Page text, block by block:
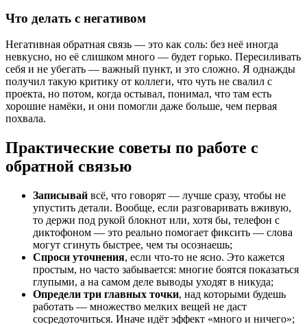
Что делать с негативом
Негативная обратная связь — это как соль: без неё иногда
невкусно, но её слишком много — будет горько. Пересиливать
себя и не убегать — важный пункт, и это сложно. Я однажды
получил такую критику от коллеги, что чуть не свалил с
проекта, но потом, когда остывал, понимал, что там есть
хорошие намёки, и они помогли даже больше, чем первая
похвала.
Практические советы по работе с
обратной связью
Записывай всё, что говорят — лучше сразу, чтобы не
упустить детали. Вообще, если разговаривать вживую,
то держи под рукой блокнот или, хотя бы, телефон с
диктофоном — это реально помогает фиксить — слова
могут сгинуть быстрее, чем ты осознаешь;
Спроси уточнения, если что-то не ясно. Это кажется
простым, но часто забывается: многие боятся показаться
глупыми, а на самом деле выводы уходят в никуда;
Определи три главных точки, над которыми будешь
работать — множество мелких вещей не даст
сосредоточиться. Иначе идёт эффект «много и ничего»;